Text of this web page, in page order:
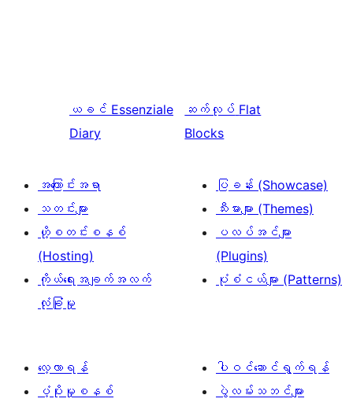
ယခင် Essenziale
Diary
ဆက်လုပ် Flat
Blocks
အကြောင်းအရာ
သတင်းများ
ဟို့စတင်းစနစ်
(Hosting)
ကိုယ်ရေးအချက်အလက်
လုံခြုံမှု
ပြခန်း (Showcase)
သီးမားများ (Themes)
ပလပ်အင်များ
(Plugins)
ပုံစံငယ်များ (Patterns)
လေ့လာရန်
ပံ့ပိုးမှုစနစ်
ပါဝင်ဆောင်ရွက်ရန်
ပွဲလမ်းသဘင်များ